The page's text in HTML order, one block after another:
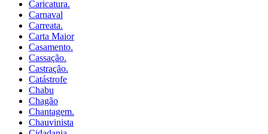
Caricatura.
Carnaval
Carreata.
Carta Maior
Casamento.
Cassação.
Castração.
Catástrofe
Chabu
Chagão
Chantagem.
Chauvinista